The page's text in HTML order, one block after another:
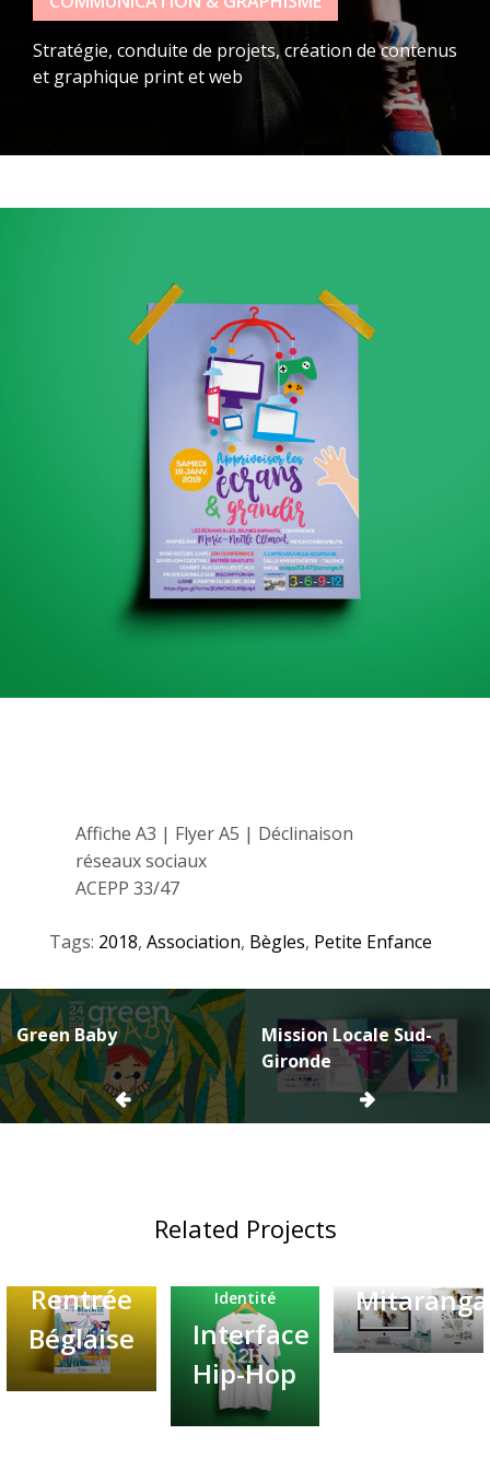
Stratégie, conduite de projets, création de contenus
et graphique print et web
Affiche A3 | Flyer A5 | Déclinaison
réseaux sociaux
ACEPP 33/47
Tags: 2018, Association, Bègles, Petite Enfance
Navigation
de
l’article
Green Baby
Mission Locale Sud-
Gironde
Related Projects
Rentrée
Béglaise
Identité
Interface
Hip-Hop
Mitaranga